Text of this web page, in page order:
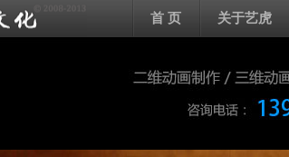
首 页 关于艺虎